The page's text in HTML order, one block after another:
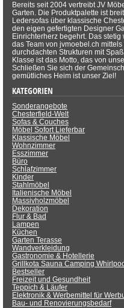
Bereits seit 2004 vertreibt JV
Garten. Die Produktpalette ist
Ledersofas über klassische
den eigen gefertigten Designer
Einrichterherz begehrt. Das
das Team von jvmoebel.ch
durchdachten Strukturen mit
Klasse ist das Motto, das von
Schließen Sie sich der
gemütliches Heim ist unser Ziel!
KATEGORIEN
Sonderangebote
Chesterfield-Welt
Sofas & Couches
Möbel Sofort Lieferbar
Klassische Möbel
Wohnzimmer
Esszimmer
Büro
Schlafzimmer
Kinder
Stahlmöbel
Italienische Möbel
Massivholzmöbel
Dekoration
Flur & Bad
Lampen
Küchen
Garten Terasse
Wandverkleidung
Gastronomie & Hotellerie
Grillkota Sauna Camping
Bestseller
Freizeit und Gesundheit
Teppich & Läufer
Elektronik & Werbemittel für
Bau- und Renovierungsbedarf